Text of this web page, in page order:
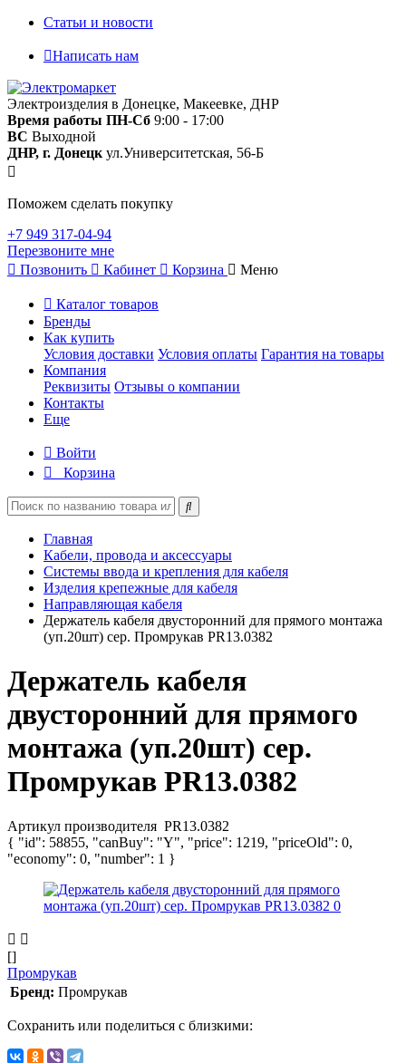
Статьи и новости
Написать нам
Электроизделия в Донецке, Макеевке, ДНР
Время работы ПН-Сб 9:00 - 17:00
ВС Выходной
ДНР, г. Донецк ул.Университетская, 56-Б
Поможем сделать покупку
+7 949 317-04-94
Перезвоните мне
Позвонить
Кабинет Корзина Меню
Каталог товаров
Бренды
Как купить
Условия доставки Условия оплаты Гарантия на товары
Компания
Реквизиты Отзывы о компании
Контакты
Еще
Войти
Корзина
Главная
Кабели, провода и аксессуары
Системы ввода и крепления для кабеля
Изделия крепежные для кабеля
Направляющая кабеля
Держатель кабеля двусторонний для прямого монтажа
(уп.20шт) сер. Промрукав PR13.0382
Держатель кабеля
двусторонний для прямого
монтажа (уп.20шт) сер.
Промрукав PR13.0382
Артикул производителя PR13.0382
{ "id": 58855, "canBuy": "Y", "price": 1219, "priceOld": 0,
"economy": 0, "number": 1 }
[]
Промрукав
Бренд: Промрукав
Сохранить или поделиться с близкими: